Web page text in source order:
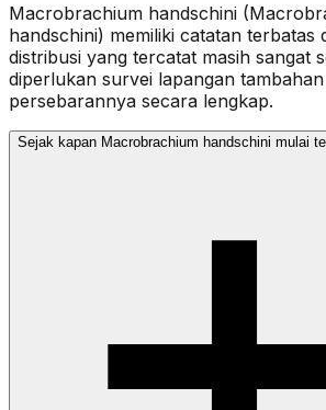
Macrobrachium handschini
handschini) memiliki catatan terbatas
distribusi yang tercatat masih sangat
diperlukan survei lapangan
persebarannya secara lengkap.
Sejak kapan Macrobrachium handschini mulai